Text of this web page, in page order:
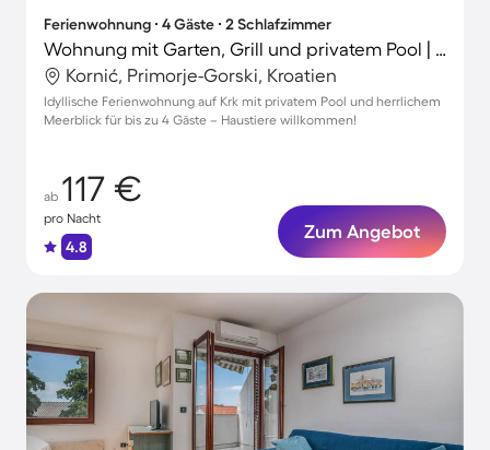
Ferienwohnung ∙ 4 Gäste ∙ 2 Schlafzimmer
Wohnung mit Garten, Grill und privatem Pool | Meerblick
Kornić, Primorje-Gorski, Kroatien
Idyllische Ferienwohnung auf Krk mit privatem Pool und herrlichem
Meerblick für bis zu 4 Gäste – Haustiere willkommen!
ab 117 €
pro Nacht
4.8
Zum Angebot